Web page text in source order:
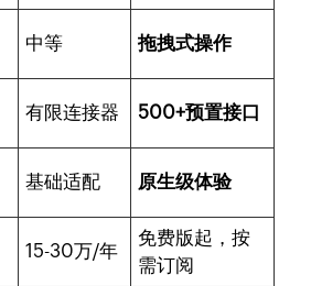
中等 拖拽式操作
有限连接器 500+预置接口
基础适配 原生级体验
15-30万/年
免费版起，按
需订阅